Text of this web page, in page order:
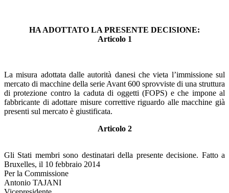
HA ADOTTATO LA PRESENTE DECISIONE:
Articolo 1
La misura adottata dalle autorità danesi che vieta l’immissione sul
mercato di macchine della serie Avant 600 sprovviste di una struttura
di protezione contro la caduta di oggetti (FOPS) e che impone al
fabbricante di adottare misure correttive riguardo alle macchine già
presenti sul mercato è giustificata.
Articolo 2
Gli Stati membri sono destinatari della presente decisione. Fatto a
Bruxelles, il 10 febbraio 2014
Per la Commissione
Antonio TAJANI